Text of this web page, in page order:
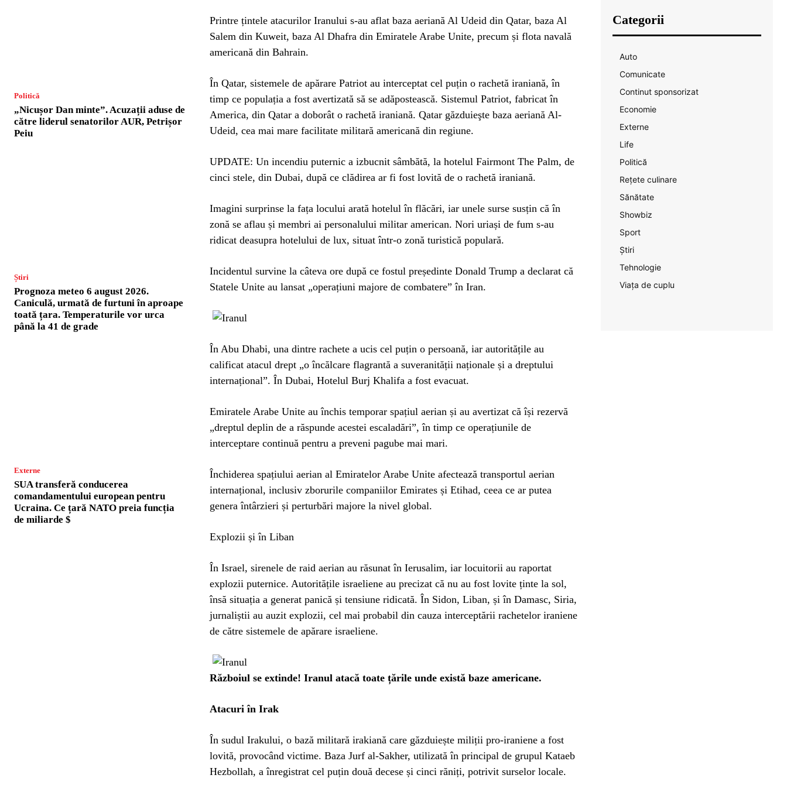
Politică
„Nicușor Dan minte”. Acuzații aduse de
către liderul senatorilor AUR, Petrișor
Peiu
Știri
Prognoza meteo 6 august 2026.
Caniculă, urmată de furtuni în aproape
toată țara. Temperaturile vor urca
până la 41 de grade
Externe
SUA transferă conducerea
comandamentului european pentru
Ucraina. Ce țară NATO preia funcția
de miliarde $
Printre țintele atacurilor Iranului s-au aflat baza aeriană Al Udeid din Qatar, baza Al
Salem din Kuweit, baza Al Dhafra din Emiratele Arabe Unite, precum și flota navală
americană din Bahrain.
În Qatar, sistemele de apărare Patriot au interceptat cel puțin o rachetă iraniană, în
timp ce populația a fost avertizată să se adăpostească. Sistemul Patriot, fabricat în
America, din Qatar a doborât o rachetă iraniană. Qatar găzduieşte baza aeriană Al-
Udeid, cea mai mare facilitate militară americană din regiune.
UPDATE: Un incendiu puternic a izbucnit sâmbătă, la hotelul Fairmont The Palm, de
cinci stele, din Dubai, după ce clădirea ar fi fost lovită de o rachetă iraniană.
Imagini surprinse la fața locului arată hotelul în flăcări, iar unele surse susțin că în
zonă se aflau și membri ai personalului militar american. Nori uriași de fum s-au
ridicat deasupra hotelului de lux, situat într-o zonă turistică populară.
Incidentul survine la câteva ore după ce fostul președinte Donald Trump a declarat că
Statele Unite au lansat „operațiuni majore de combatere” în Iran.
În Abu Dhabi, una dintre rachete a ucis cel puțin o persoană, iar autoritățile au
calificat atacul drept „o încălcare flagrantă a suveranității naționale și a dreptului
internațional”. În Dubai, Hotelul Burj Khalifa a fost evacuat.
Emiratele Arabe Unite au închis temporar spațiul aerian și au avertizat că își rezervă
„dreptul deplin de a răspunde acestei escaladări”, în timp ce operațiunile de
interceptare continuă pentru a preveni pagube mai mari.
Închiderea spațiului aerian al Emiratelor Arabe Unite afectează transportul aerian
internațional, inclusiv zborurile companiilor Emirates și Etihad, ceea ce ar putea
genera întârzieri și perturbări majore la nivel global.
Explozii și în Liban
În Israel, sirenele de raid aerian au răsunat în Ierusalim, iar locuitorii au raportat
explozii puternice. Autoritățile israeliene au precizat că nu au fost lovite ținte la sol,
însă situația a generat panică și tensiune ridicată. În Sidon, Liban, și în Damasc, Siria,
jurnaliștii au auzit explozii, cel mai probabil din cauza interceptării rachetelor iraniene
de către sistemele de apărare israeliene.
Războiul se extinde! Iranul atacă toate țările unde există baze americane.
Atacuri în Irak
În sudul Irakului, o bază militară irakiană care găzduiește miliții pro-iraniene a fost
lovită, provocând victime. Baza Jurf al-Sakher, utilizată în principal de grupul Kataeb
Hezbollah, a înregistrat cel puțin două decese și cinci răniți, potrivit surselor locale.
Categorii
Auto
Comunicate
Continut sponsorizat
Economie
Externe
Life
Politică
Rețete culinare
Sănătate
Showbiz
Sport
Știri
Tehnologie
Viața de cuplu